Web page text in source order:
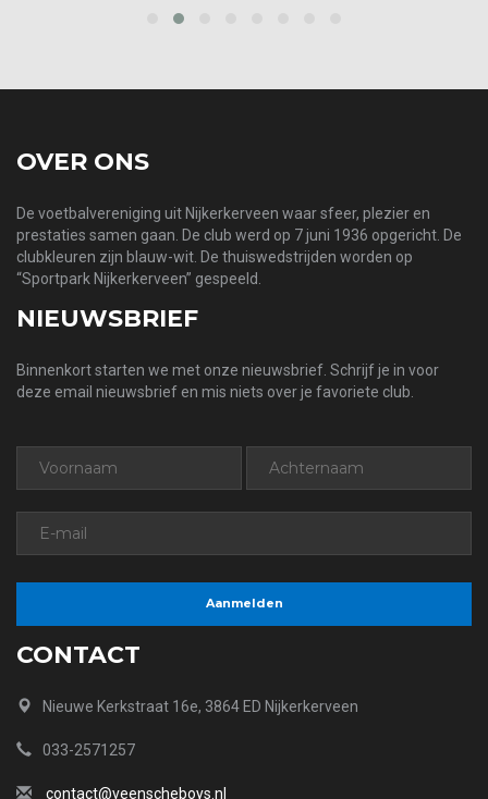
OVER ONS
De voetbalvereniging uit Nijkerkerveen waar sfeer, plezier en
prestaties samen gaan. De club werd op 7 juni 1936 opgericht. De
clubkleuren zijn blauw-wit. De thuiswedstrijden worden op
“Sportpark Nijkerkerveen” gespeeld.
NIEUWSBRIEF
Binnenkort starten we met onze nieuwsbrief. Schrijf je in voor
deze email nieuwsbrief en mis niets over je favoriete club.
CONTACT
Nieuwe Kerkstraat 16e, 3864 ED Nijkerkerveen
033-2571257
contact@veenscheboys.nl